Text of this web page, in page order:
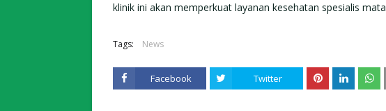
klinik ini akan memperkuat layanan kesehatan spesialis
Tags: News
Facebook Twitter